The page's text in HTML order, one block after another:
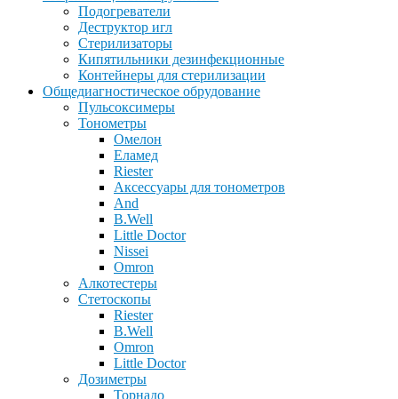
Подогреватели
Деструктор игл
Стерилизаторы
Кипятильники дезинфекционные
Контейнеры для стерилизации
Общедиагностическое обрудование
Пульсоксимеры
Тонометры
Омелон
Еламед
Riester
Аксессуары для тонометров
And
B.Well
Little Doctor
Nissei
Omron
Алкотестеры
Стетоскопы
Riester
B.Well
Omron
Little Doctor
Дозиметры
Торнадо